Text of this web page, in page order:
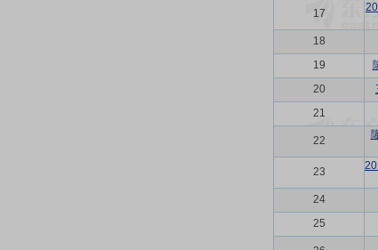
17
18
19
20
21
22
23
24
25